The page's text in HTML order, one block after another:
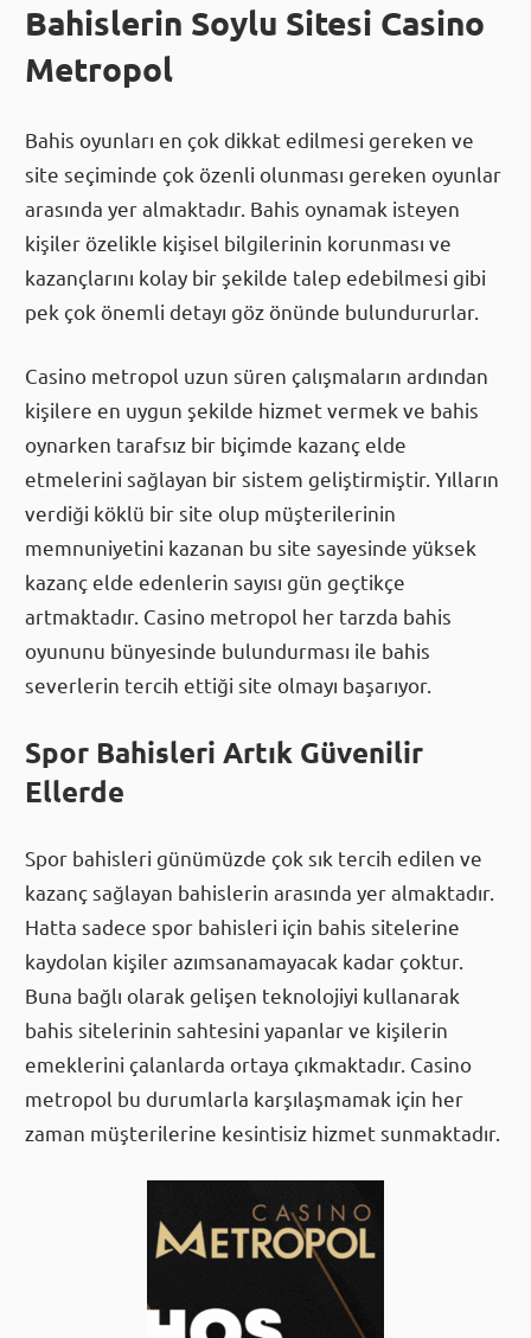
Bahislerin Soylu Sitesi Casino
Metropol
Bahis oyunları en çok dikkat edilmesi gereken ve
site seçiminde çok özenli olunması gereken oyunlar
arasında yer almaktadır. Bahis oynamak isteyen
kişiler özelikle kişisel bilgilerinin korunması ve
kazançlarını kolay bir şekilde talep edebilmesi gibi
pek çok önemli detayı göz önünde bulundururlar.
Casino metropol uzun süren çalışmaların ardından
kişilere en uygun şekilde hizmet vermek ve bahis
oynarken tarafsız bir biçimde kazanç elde
etmelerini sağlayan bir sistem geliştirmiştir. Yılların
verdiği köklü bir site olup müşterilerinin
memnuniyetini kazanan bu site sayesinde yüksek
kazanç elde edenlerin sayısı gün geçtikçe
artmaktadır. Casino metropol her tarzda bahis
oyununu bünyesinde bulundurması ile bahis
severlerin tercih ettiği site olmayı başarıyor.
Spor Bahisleri Artık Güvenilir
Ellerde
Spor bahisleri günümüzde çok sık tercih edilen ve
kazanç sağlayan bahislerin arasında yer almaktadır.
Hatta sadece spor bahisleri için bahis sitelerine
kaydolan kişiler azımsanamayacak kadar çoktur.
Buna bağlı olarak gelişen teknolojiyi kullanarak
bahis sitelerinin sahtesini yapanlar ve kişilerin
emeklerini çalanlarda ortaya çıkmaktadır. Casino
metropol bu durumlarla karşılaşmamak için her
zaman müşterilerine kesintisiz hizmet sunmaktadır.